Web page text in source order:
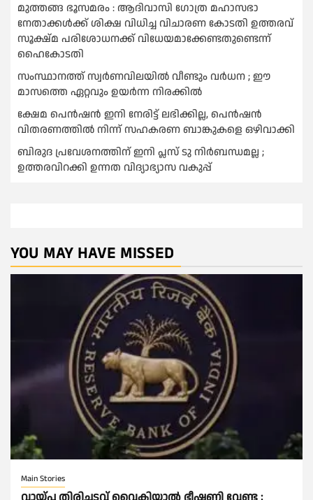
മുത്തങ്ങ ഭൂസമരം : ആദിവാസി ഗോത്ര മഹാസഭാ
നേതാക്കള്‍ക്ക് ശിക്ഷ വിധിച്ച വിചാരണ കോടതി ഉത്തരവ്
സൂക്ഷ്മ പരിശോധനക്ക് വിധേയമാക്കേണ്ടതുണ്ടെന്ന്
ഹൈകോടതി
സംസ്ഥാനത്ത് സ്വര്‍ണവിലയില്‍ വീണ്ടും വര്‍ധന ; ഈ
മാസത്തെ ഏറ്റവും ഉയര്‍ന്ന നിരക്കില്‍
ക്ഷേമ പെൻഷൻ ഇനി നേരിട്ട് ലഭിക്കില്ല, പെൻഷൻ
വിതരണത്തില്‍ നിന്ന് സഹകരണ ബാങ്കുകളെ ഒഴിവാക്കി
ബിരുദ പ്രവേശനത്തിന് ഇനി പ്ലസ് ടു നിര്‍ബന്ധമല്ല ;
ഉത്തരവിറക്കി ഉന്നത വിദ്യാഭ്യാസ വകുപ്പ്
YOU MAY HAVE MISSED
Main Stories